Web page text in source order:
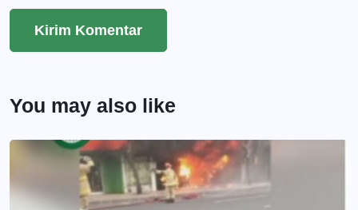
You may also like